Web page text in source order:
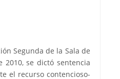
Segunda de la Sala de
2010, se dictó sentencia
el recurso contencioso-